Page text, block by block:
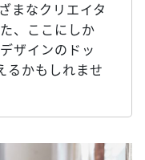
まなクリエイタ
、ここにしか
ザインのドッ
るかもしれませ